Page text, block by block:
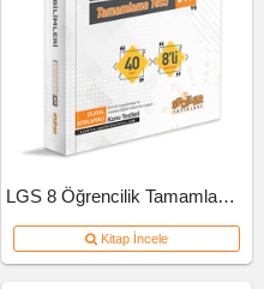
LGS 8 Öğrencilik Tamamlama Testi Fen Bilimleri
Kitap İncele